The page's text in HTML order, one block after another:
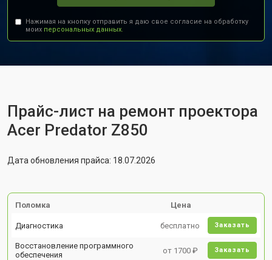
Нажимая на кнопку отправить я даю свое согласие на обработку
моих персональных данных.
Прайс-лист на ремонт проектора
Acer Predator Z850
Дата обновления прайса: 18.07.2026
Поломка Цена
Диагностика бесплатно Заказать
Восстановление программного
обеспечения
от 1700 ₽ Заказать